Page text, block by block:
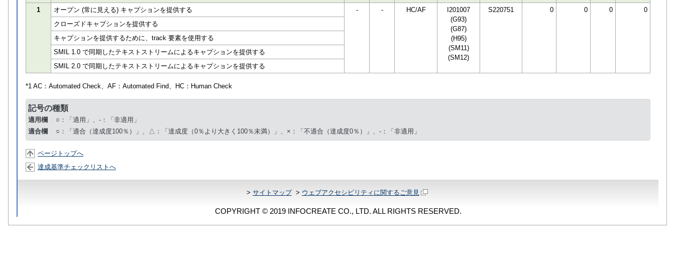
1
オープン (常に見える) キャプションを提供する - - HC/AF
I201007
(G93)
(G87)
(H95)
(SM11)
(SM12)
S220751 0 0 0
0
クローズドキャプションを提供する
キャプションを提供するために、track 要素を使用する
SMIL 1.0 で同期したテキストストリームによるキャプションを提供する
SMIL 2.0 で同期したテキストストリームによるキャプションを提供する
*1 AC： Automated Check、AF： Automated Find、HC： Human Check
記号の種類
適用欄
○：「適用」、-：「非適用」
適合欄
○：「適合（達成度100％）」、△：「達成度（0％より大きく100％未満）」、×：「不適合（達成度0％）」、-：「非適用」
ページトップへ
達成基準チェックリストへ
> サイトマップ> ウェブアクセシビリティに関するご意見
COPYRIGHT © 2019 INFOCREATE CO., LTD. ALL RIGHTS RESERVED.